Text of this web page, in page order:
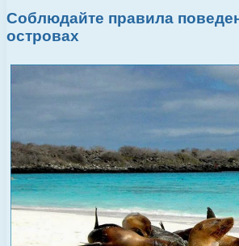
Соблюдайте правила
островах